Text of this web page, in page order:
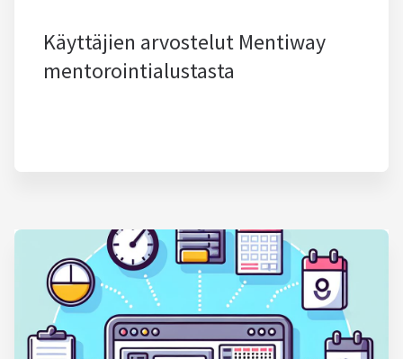
Käyttäjien arvostelut Mentiway
mentorointialustasta